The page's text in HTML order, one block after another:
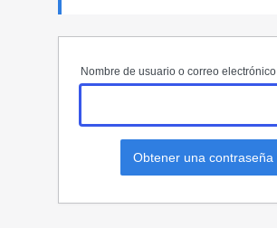
Nombre de usuario o correo electrónico